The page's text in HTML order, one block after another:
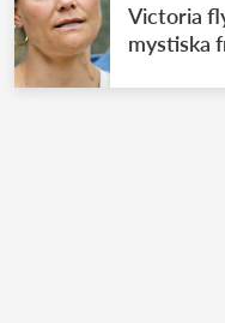
Victoria
mystiska